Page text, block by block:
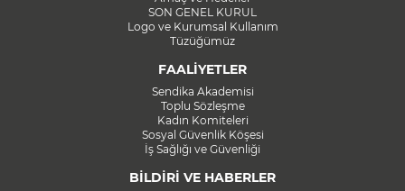
SON GENEL KURUL
Logo ve Kurumsal Kullanım
Tüzüğümüz
FAALİYETLER
Sendika Akademisi
Toplu Sözleşme
Kadın Komiteleri
Sosyal Güvenlik Köşesi
İş Sağlığı ve Güvenliği
BİLDİRİ VE HABERLER